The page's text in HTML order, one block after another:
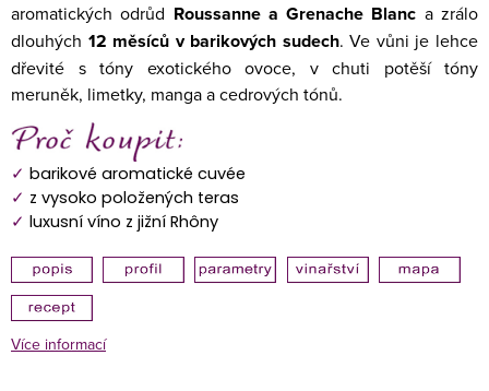
aromatických odrůd Roussanne a Grenache Blanc a zrálo
dlouhých 12 měsíců v barikových sudech. Ve vůni je lehce
dřevité s tóny exotického ovoce, v chuti potěší tóny
meruněk, limetky, manga a cedrových tónů.
✓ barikové aromatické cuvée
✓ z vysoko položených teras
✓ luxusní víno z jižní Rhôny
Více informací